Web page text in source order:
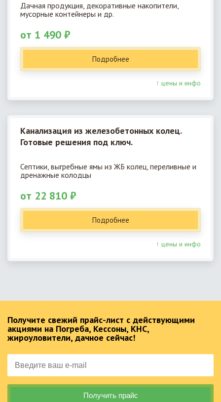
Дачная продукция, декоративные накопители,
мусорные контейнеры и др.
от 1 490 ₽
Подробнее
↑ цены и инфо
Канализация из железобетонных колец.
Готовые решения под ключ.
Септики, выгребные ямы из ЖБ колец, переливные и
дренажные колодцы
от 22 810 ₽
Подробнее
↑ цены и инфо
Получите свежий прайс-лист с действующими
акциями на Погреба, Кессоны, КНС,
жироуловители, дачное сейчас!